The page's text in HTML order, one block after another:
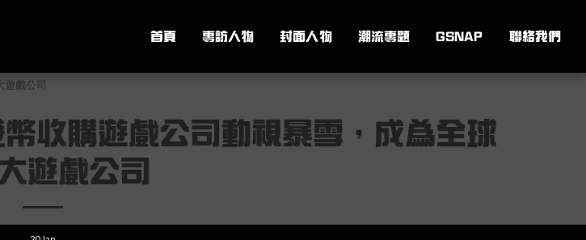
首頁 專訪人物 封面人物 潮流專題 GSNAP 聯絡我們
遊戲公司
收購遊戲公司動視暴雪，成為全球
遊戲公司